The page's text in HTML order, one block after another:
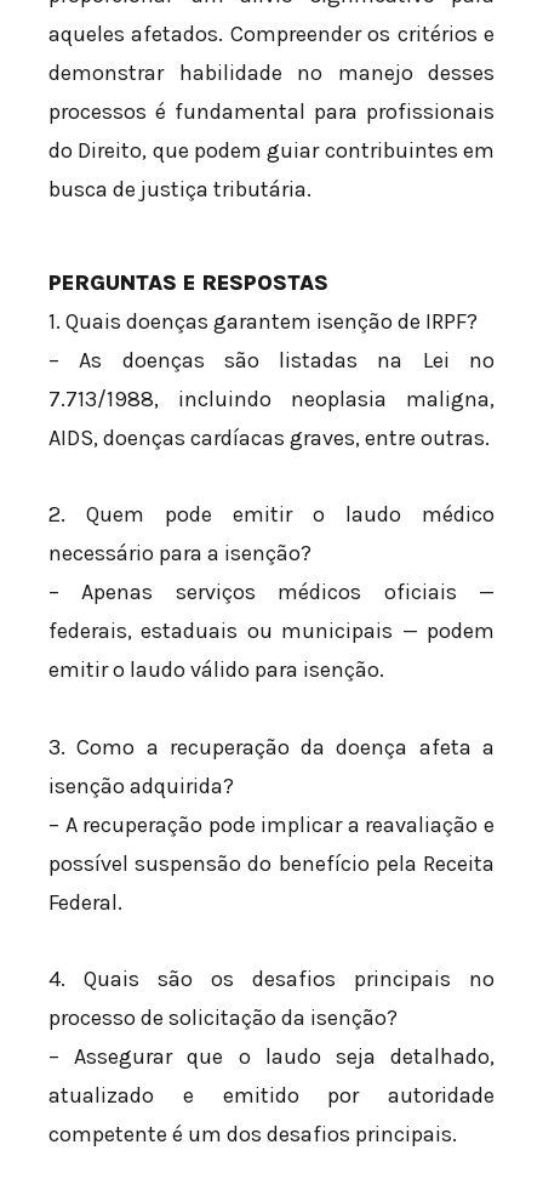
aqueles afetados. Compreender os critérios e
demonstrar habilidade no manejo desses
processos é fundamental para profissionais
do Direito, que podem guiar contribuintes em
busca de justiça tributária.
PERGUNTAS E RESPOSTAS
1. Quais doenças garantem isenção de IRPF?
– As doenças são listadas na Lei nº
7.713/1988, incluindo neoplasia maligna,
AIDS, doenças cardíacas graves, entre outras.
2. Quem pode emitir o laudo médico
necessário para a isenção?
– Apenas serviços médicos oficiais —
federais, estaduais ou municipais — podem
emitir o laudo válido para isenção.
3. Como a recuperação da doença afeta a
isenção adquirida?
– A recuperação pode implicar a reavaliação e
possível suspensão do benefício pela Receita
Federal.
4. Quais são os desafios principais no
processo de solicitação da isenção?
– Assegurar que o laudo seja detalhado,
atualizado e emitido por autoridade
competente é um dos desafios principais.